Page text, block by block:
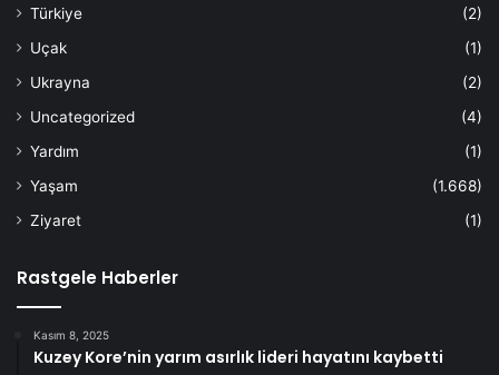
Türkiye
(2)
Uçak
(1)
Ukrayna
(2)
Uncategorized
(4)
Yardım
(1)
Yaşam
(1.668)
Ziyaret
(1)
Rastgele Haberler
Kasım 8, 2025
Kuzey Kore’nin yarım asırlık lideri hayatını kaybetti